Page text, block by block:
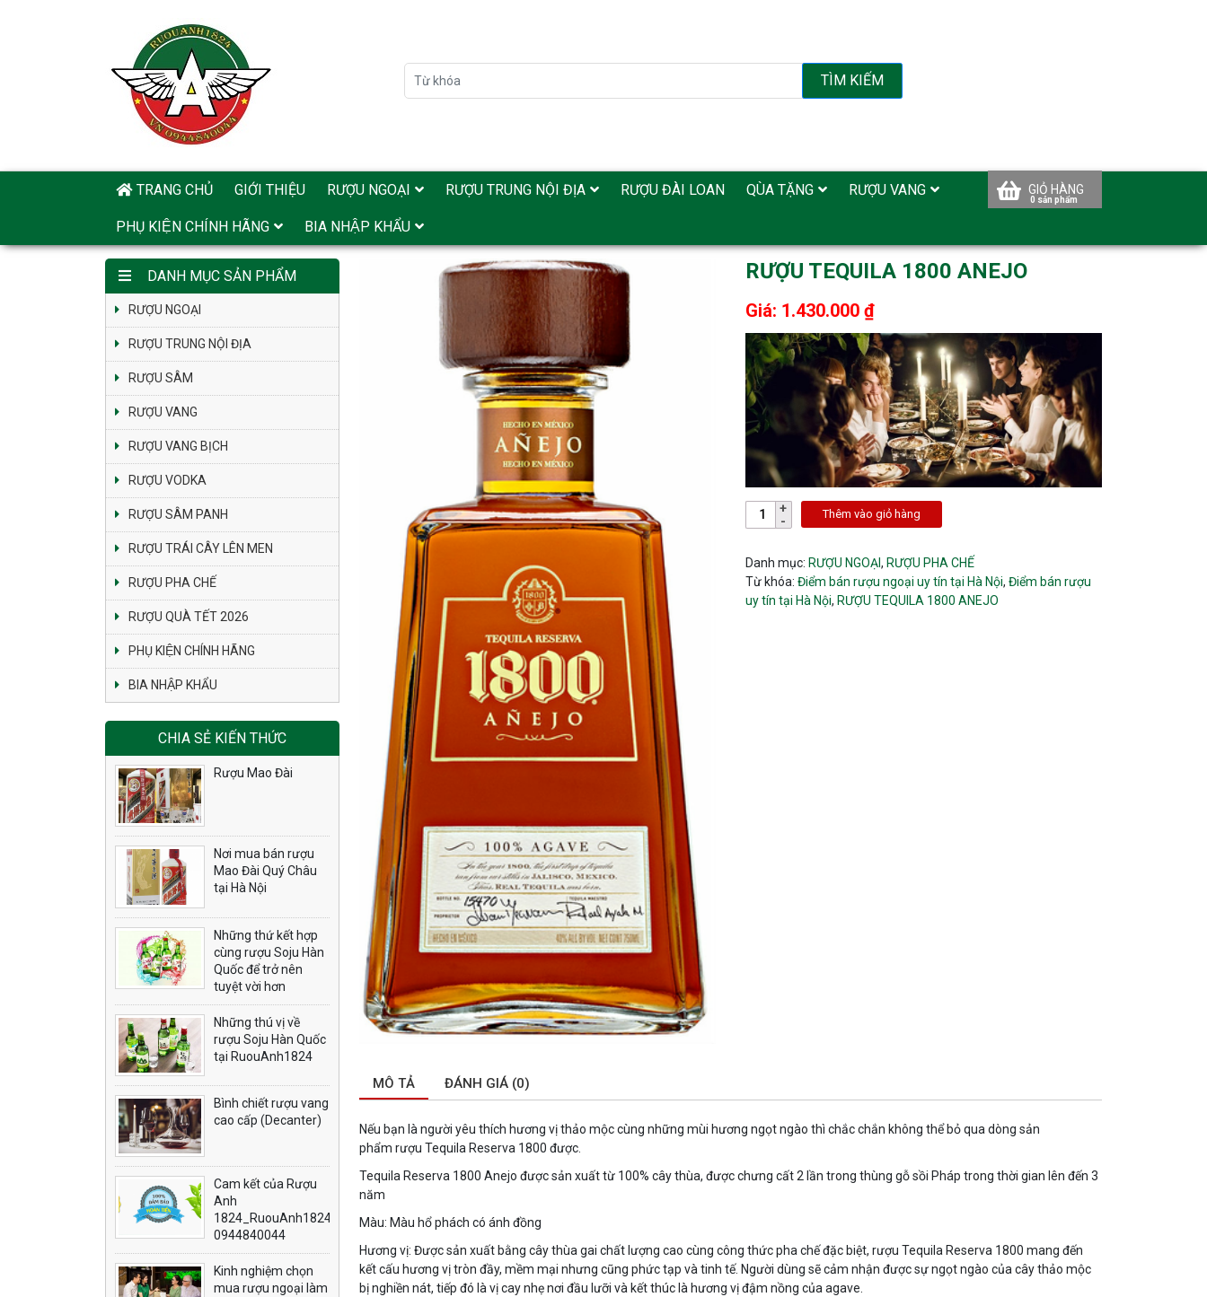
TÌM KIẾM
GIỎ HÀNG
TRANG CHỦ GIỚI THIỆU RƯỢU NGOẠI RƯỢU TRUNG NỘI ĐỊA RƯỢU ĐÀI LOAN QÙA TẶNG RƯỢU VANG
PHỤ KIỆN CHÍNH HÃNG BIA NHẬP KHẨU
RƯỢU TEQUILA 1800 ANEJO
Giá: 1.430.000 ₫
Thêm vào giỏ hàng
Danh mục: RƯỢU NGOẠI, RƯỢU PHA CHẾ
Từ khóa:Điểm bán rượu ngoại uy tín tại Hà Nội,Điểm bán rượu
uy tín tại Hà Nội, RƯỢU TEQUILA 1800 ANEJO
MÔ TẢ ĐÁNH GIÁ (0)
Nếu bạn là người yêu thích hương vị thảo mộc cùng những mùi hương ngọt ngào thì chắc chắn không thể bỏ qua dòng sản
phẩm rượu Tequila Reserva 1800 được.
Tequila Reserva 1800 Anejo được sản xuất từ 100% cây thùa, được chưng cất 2 lần trong thùng gỗ sồi Pháp trong thời gian lên đến 3
năm
Màu: Màu hổ phách có ánh đồng
Hương vị: Được sản xuất bằng cây thùa gai chất lượng cao cùng công thức pha chế đặc biệt, rượu Tequila Reserva 1800 mang đến
kết cấu hương vị tròn đầy, mềm mại nhưng cũng phức tạp và tinh tế. Người dùng sẽ cảm nhận được sự ngọt ngào của cây thảo mộc
bị nghiền nát, tiếp đó là vị cay nhẹ nơi đầu lưỡi và kết thúc là hương vị đậm nồng của agave.
DANH MỤC SẢN PHẨM
RƯỢU NGOẠI
RƯỢU TRUNG NỘI ĐỊA
RƯỢU SÂM
RƯỢU VANG
RƯỢU VANG BỊCH
RƯỢU VODKA
RƯỢU SÂM PANH
RƯỢU TRÁI CÂY LÊN MEN
RƯỢU PHA CHẾ
RƯỢU QUÀ TẾT 2026
PHỤ KIỆN CHÍNH HÃNG
BIA NHẬP KHẨU
CHIA SẺ KIẾN THỨC
Rượu Mao Đài
Nơi mua bán rượu
Mao Đài Quý Châu
tại Hà Nội
Những thứ kết hợp
cùng rượu Soju Hàn
Quốc để trở nên
tuyệt vời hơn
Những thú vị về
rượu Soju Hàn Quốc
tại RuouAnh1824
Bình chiết rượu vang
cao cấp (Decanter)
Cam kết của Rượu
Anh
1824_RuouAnh1824.com
0944840044
Kinh nghiệm chọn
mua rượu ngoại làm